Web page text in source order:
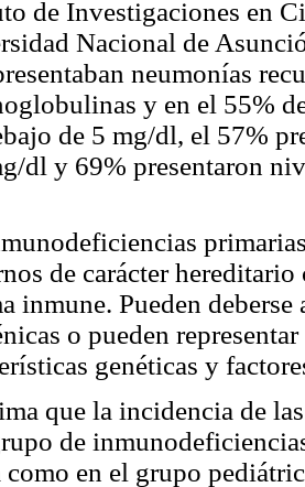
de Investigaciones en
Nacional de
neumonías
y en el 55%
de 5 mg/dl, el 57%
dl y 69% presentaron
de carácter
inmune. Pueden
o pueden
genéticas y
que la incidencia de
de
como en el grupo